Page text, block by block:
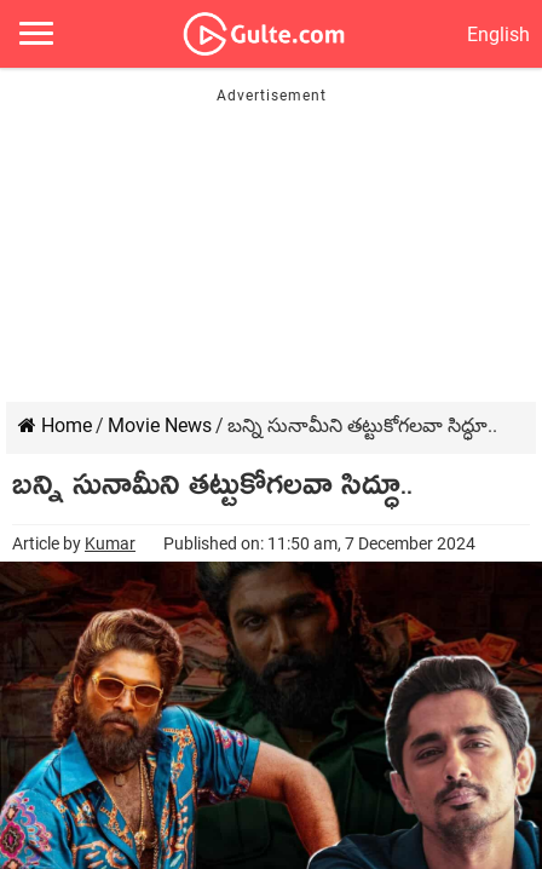
English
Home/ Movie News/ బన్ని సునామీని తట్టుకోగలవా సిద్ధూ..
బన్ని సునామీని తట్టుకోగలవా సిద్ధూ..
Article by Kumar Published on: 11:50 am, 7 December 2024